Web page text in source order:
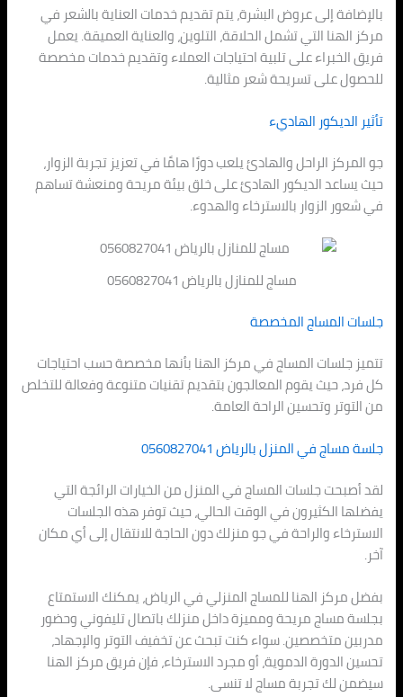
بالإضافة إلى عروض البشرة، يتم تقديم خدمات العناية بالشعر في
مركز الهنا التي تشمل الحلاقة، التلوين، والعناية العميقة. يعمل
فريق الخبراء على تلبية احتياجات العملاء وتقديم خدمات مخصصة
للحصول على تسريحة شعر مثالية.
تأثير الديكور الهاديء
جو المركز الراحل والهادئ يلعب دورًا هامًا في تعزيز تجربة الزوار،
حيث يساعد الديكور الهادئ على خلق بيئة مريحة ومنعشة تساهم
في شعور الزوار بالاسترخاء والهدوء.
مساج للمنازل بالرياض 0560827041
جلسات المساج المخصصة
تتميز جلسات المساج في مركز الهنا بأنها مخصصة حسب احتياجات
كل فرد، حيث يقوم المعالجون بتقديم تقنيات متنوعة وفعالة للتخلص
من التوتر وتحسين الراحة العامة.
جلسة مساج في المنزل بالرياض 0560827041
لقد أصبحت جلسات المساج في المنزل من الخيارات الرائجة التي
يفضلها الكثيرون في الوقت الحالي، حيث توفر هذه الجلسات
الاسترخاء والراحة في جو منزلك دون الحاجة للانتقال إلى أي مكان
آخر.
بفضل مركز الهنا للمساج المنزلي في الرياض، يمكنك الاستمتاع
بجلسة مساج مريحة ومميزة داخل منزلك باتصال تليفوني وحضور
مدربين متخصصين. سواء كنت تبحث عن تخفيف التوتر والإجهاد،
تحسين الدورة الدموية، أو مجرد الاسترخاء، فإن فريق مركز الهنا
سيضمن لك تجربة مساج لا تنسى.